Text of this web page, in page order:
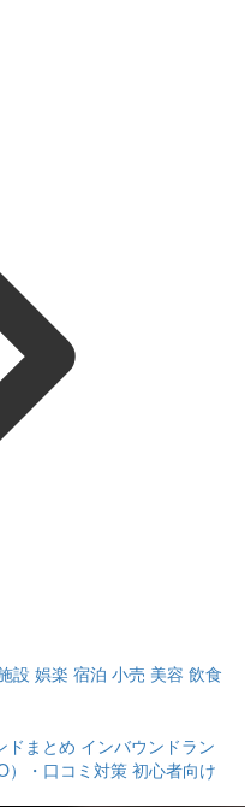
設 娯楽 宿泊 小売 美容 飲食
ドまとめ インバウンドラン
）・口コミ対策 初心者向け